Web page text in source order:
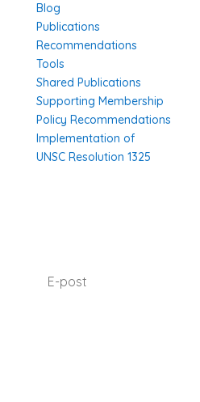
Blog
Publications
Recommendations
Tools
Shared Publications
Supporting Membership
Policy Recommendations
Implementation of
UNSC Resolution 1325